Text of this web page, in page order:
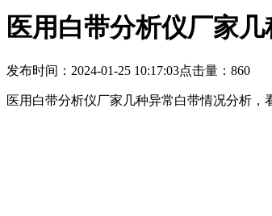
医用白带分析仪厂家
发布时间：2024-01-25 10:17:03点击量： 860
医用白带分析仪厂家几种异常白带情况分析，